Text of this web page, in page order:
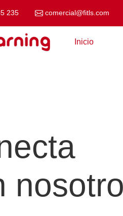
235 comercial@fitls.com
Inicio